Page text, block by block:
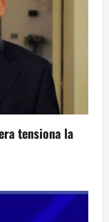
tensiona la